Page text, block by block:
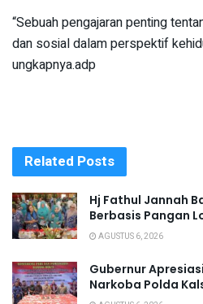
“Sebuah pengajaran penting
dan sosial dalam perspektif
ungkapnya.adp
Related Posts
Hj Fathul Jannah
Berbasis Pangan
AGUSTUS 6, 2026
Gubernur
Narkoba Polda